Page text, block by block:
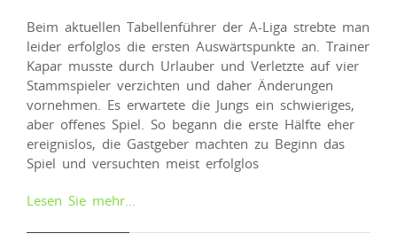
Beim aktuellen Tabellenführer der A-Liga strebte man
leider erfolglos die ersten Auswärtspunkte an. Trainer
Kapar musste durch Urlauber und Verletzte auf vier
Stammspieler verzichten und daher Änderungen
vornehmen. Es erwartete die Jungs ein schwieriges,
aber offenes Spiel. So begann die erste Hälfte eher
ereignislos, die Gastgeber machten zu Beginn das
Spiel und versuchten meist erfolglos
Lesen Sie mehr…